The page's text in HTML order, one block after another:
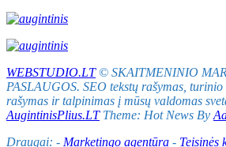
WEBSTUDIO.LT© SKAITMENINIO
PASLAUGOS. SEO tekstų rašymas,
rašymas ir talpinimas į mūsų valdomas
AugintinisPlius.LTTheme: Hot News By
Draugai: - Marketingo agentūra - Teisinės